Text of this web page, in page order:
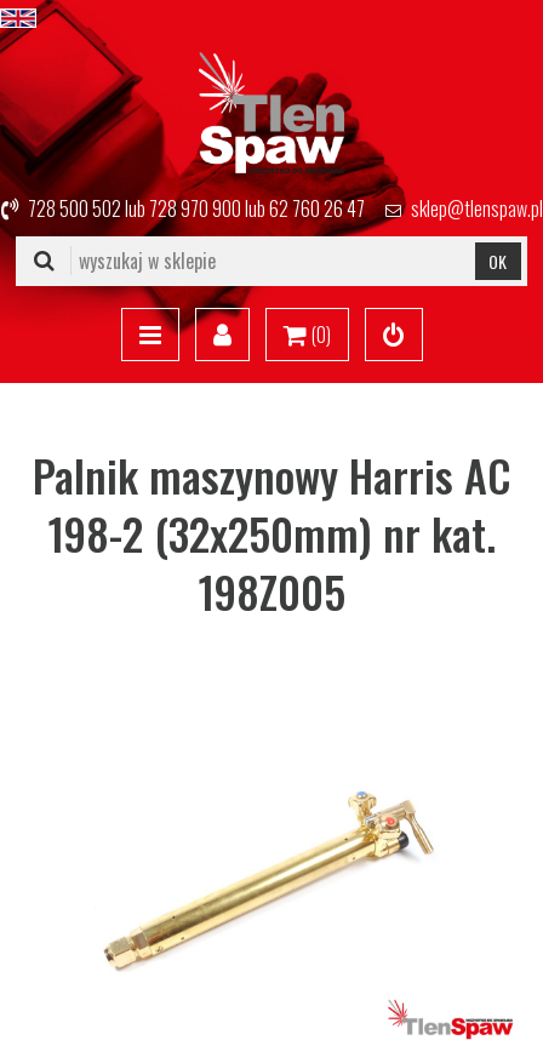
728 500 502lub728 970 900lub62 760 26 47 sklep@tlenspaw.pl
OK
(0)
Palnik maszynowy Harris AC
198-2 (32x250mm) nr kat.
198Z005